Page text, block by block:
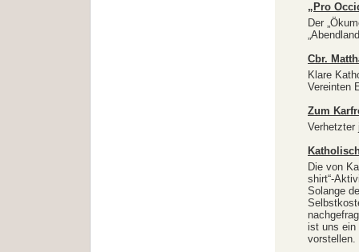
„Pro
Der
Cbr.
Klare
Vereinten
Zum
Verhetzter
Die von
shirt“-
Solange
ist uns ein
vorstellen.